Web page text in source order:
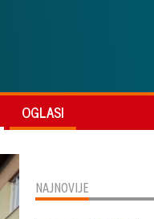
OGLASI
NAJNOVIJE